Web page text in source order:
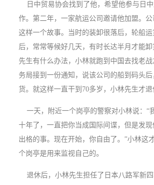
日中贸易协会找到了他，希望他参与日
作。第二年，一家航运公司邀请他加盟。
这样一个故事。当时的装卸很落后，轮船运
后，常常等候好几天，有时长达半月才能
先生有什么办法，小林就跑到中国去找老
务局接到一份通知，说该公司的船到码头
货。就这样一直干到70多岁，小林先生才退
一天，附近一个岗亭的警察对小林说：“
十年了，一直把你当成国际间谍，但是发
出格的事。现在开始，你自由了。”小林这
个岗亭是用来监视自己的。
退休后，小林先生担任了日本八路军新